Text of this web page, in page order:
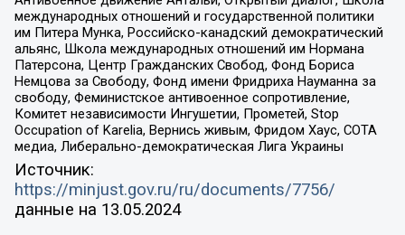
международных отношений и государственной политики
им Питера Мунка, Российско-канадский демократический
альянс, Школа международных отношений им Нормана
Патерсона, Центр Гражданских Свобод, Фонд Бориса
Немцова за Свободу, Фонд имени Фридриха Науманна за
свободу, Феминистское антивоенное сопротивление,
Комитет независимости Ингушетии, Прометей, Stop
Occupation of Karelia, Вернись живым, Фридом Хаус, СОТА
медиа, Либерально-демократическая Лига Украины
Источник:
https://minjust.gov.ru/ru/documents/7756/
данные на 13.05.2024